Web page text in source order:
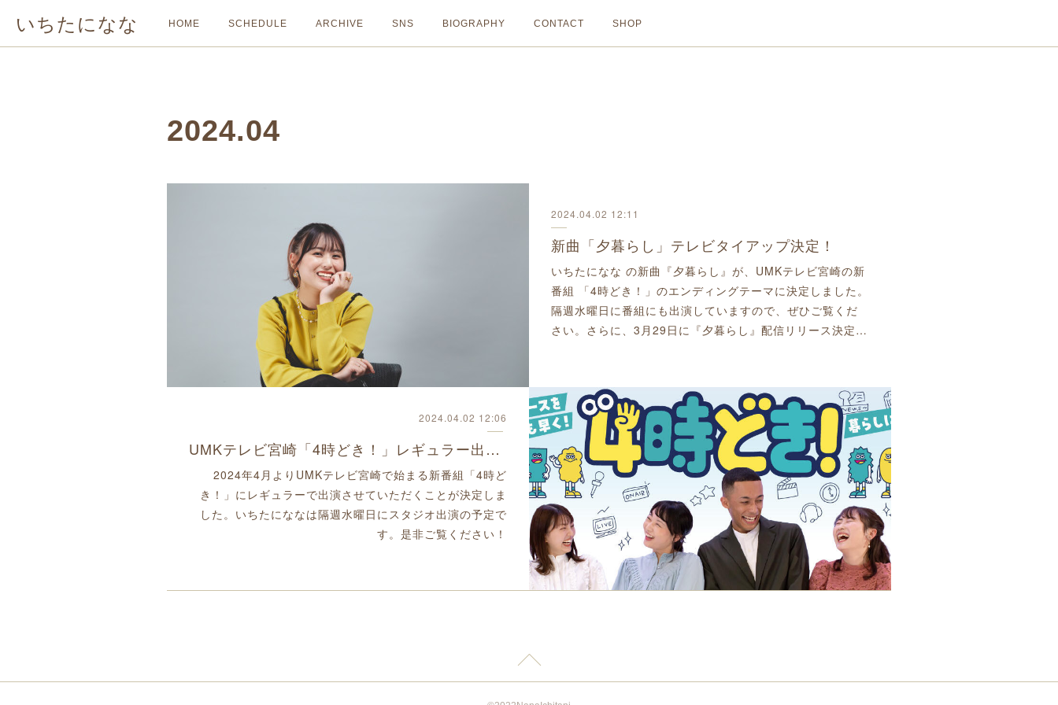
いちたになな HOME SCHEDULE ARCHIVE SNS BIOGRAPHY CONTACT SHOP
2024.04
2024.04.02 12:11
新曲「夕暮らし」テレビタイアップ決定！
いちたになな の新曲『夕暮らし』が、UMKテレビ宮崎の新
番組 「4時どき！」のエンディングテーマに決定しました。
隔週水曜日に番組にも出演していますので、ぜひご覧くだ
さい。さらに、3月29日に『夕暮らし』配信リリース決定…
2024.04.02 12:06
UMKテレビ宮崎「4時どき！」レギュラー出演決定！
2024年4月よりUMKテレビ宮崎で始まる新番組「4時ど
き！」にレギュラーで出演させていただくことが決定しま
した。いちたにななは隔週水曜日にスタジオ出演の予定で
す。是非ご覧ください！